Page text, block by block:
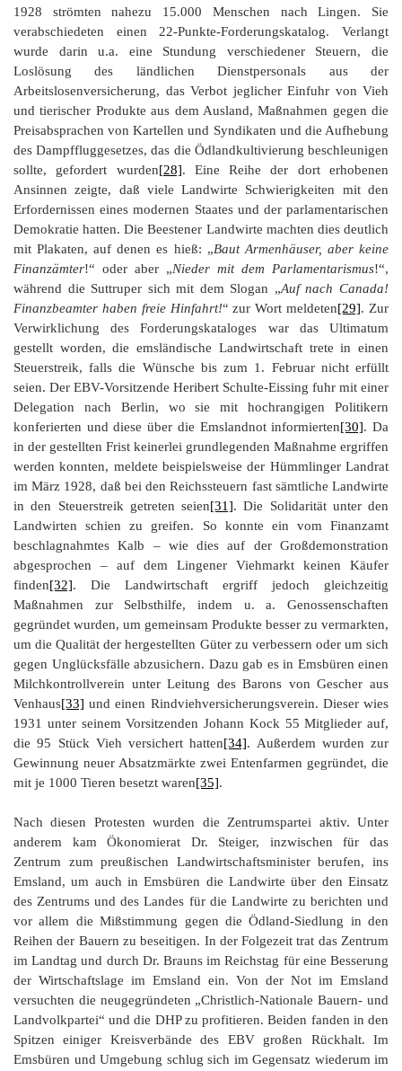
1928 strömten nahezu 15.000 Menschen nach Lingen. Sie
verabschiedeten einen 22-Punkte-Forderungskatalog. Verlangt
wurde darin u.a. eine Stundung verschiedener Steuern, die
Loslösung des ländlichen Dienstpersonals aus der
Arbeitslosenversicherung, das Verbot jeglicher Einfuhr von Vieh
und tierischer Produkte aus dem Ausland, Maßnahmen gegen die
Preisabsprachen von Kartellen und Syndikaten und die Aufhebung
des Dampffluggesetzes, das die Ödlandkultivierung beschleunigen
sollte, gefordert wurden[28]. Eine Reihe der dort erhobenen
Ansinnen zeigte, daß viele Landwirte Schwierigkeiten mit den
Erfordernissen eines modernen Staates und der parlamentarischen
Demokratie hatten. Die Beestener Landwirte machten dies deutlich
mit Plakaten, auf denen es hieß: „Baut Armenhäuser, aber keine
Finanzämter!“ oder aber „Nieder mit dem Parlamentarismus!“,
während die Suttruper sich mit dem Slogan „Auf nach Canada!
Finanzbeamter haben freie Hinfahrt!“ zur Wort meldeten[29]. Zur
Verwirklichung des Forderungskataloges war das Ultimatum
gestellt worden, die emsländische Landwirtschaft trete in einen
Steuerstreik, falls die Wünsche bis zum 1. Februar nicht erfüllt
seien. Der EBV-Vorsitzende Heribert Schulte-Eissing fuhr mit einer
Delegation nach Berlin, wo sie mit hochrangigen Politikern
konferierten und diese über die Emslandnot informierten[30]. Da
in der gestellten Frist keinerlei grundlegenden Maßnahme ergriffen
werden konnten, meldete beispielsweise der Hümmlinger Landrat
im März 1928, daß bei den Reichssteuern fast sämtliche Landwirte
in den Steuerstreik getreten seien[31]. Die Solidarität unter den
Landwirten schien zu greifen. So konnte ein vom Finanzamt
beschlagnahmtes Kalb – wie dies auf der Großdemonstration
abgesprochen – auf dem Lingener Viehmarkt keinen Käufer
finden[32]. Die Landwirtschaft ergriff jedoch gleichzeitig
Maßnahmen zur Selbsthilfe, indem u. a. Genossenschaften
gegründet wurden, um gemeinsam Produkte besser zu vermarkten,
um die Qualität der hergestellten Güter zu verbessern oder um sich
gegen Unglücksfälle abzusichern. Dazu gab es in Emsbüren einen
Milchkontrollverein unter Leitung des Barons von Gescher aus
Venhaus[33] und einen Rindviehversicherungsverein. Dieser wies
1931 unter seinem Vorsitzenden Johann Kock 55 Mitglieder auf,
die 95 Stück Vieh versichert hatten[34]. Außerdem wurden zur
Gewinnung neuer Absatzmärkte zwei Entenfarmen gegründet, die
mit je 1000 Tieren besetzt waren[35].
Nach diesen Protesten wurden die Zentrumspartei aktiv. Unter
anderem kam Ökonomierat Dr. Steiger, inzwischen für das
Zentrum zum preußischen Landwirtschaftsminister berufen, ins
Emsland, um auch in Emsbüren die Landwirte über den Einsatz
des Zentrums und des Landes für die Landwirte zu berichten und
vor allem die Mißstimmung gegen die Ödland-Siedlung in den
Reihen der Bauern zu beseitigen. In der Folgezeit trat das Zentrum
im Landtag und durch Dr. Brauns im Reichstag für eine Besserung
der Wirtschaftslage im Emsland ein. Von der Not im Emsland
versuchten die neugegründeten „Christlich-Nationale Bauern- und
Landvolkpartei“ und die DHP zu profitieren. Beiden fanden in den
Spitzen einiger Kreisverbände des EBV großen Rückhalt. Im
Emsbüren und Umgebung schlug sich im Gegensatz wiederum im